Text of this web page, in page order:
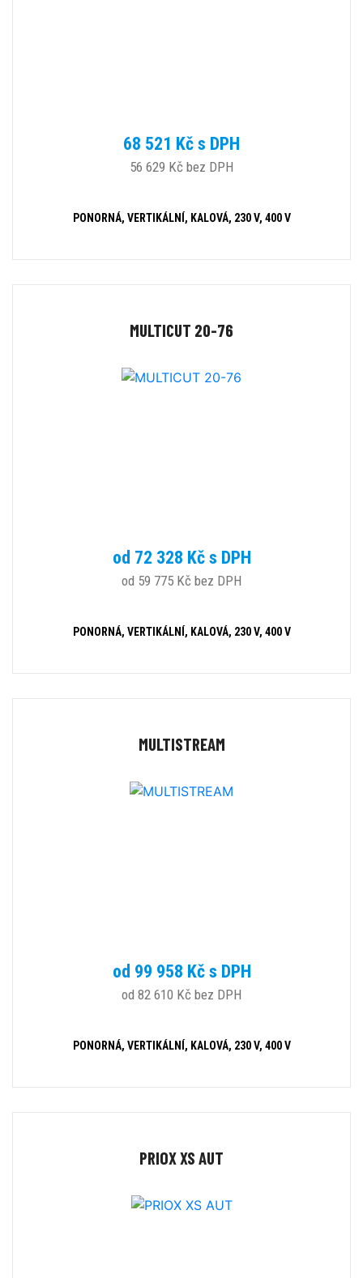
68 521 Kč s DPH
56 629 Kč bez DPH
PONORNÁ, VERTIKÁLNÍ, KALOVÁ, 230 V, 400 V
MULTICUT 20-76
od 72 328 Kč s DPH
od 59 775 Kč bez DPH
PONORNÁ, VERTIKÁLNÍ, KALOVÁ, 230 V, 400 V
MULTISTREAM
od 99 958 Kč s DPH
od 82 610 Kč bez DPH
PONORNÁ, VERTIKÁLNÍ, KALOVÁ, 230 V, 400 V
PRIOX XS AUT